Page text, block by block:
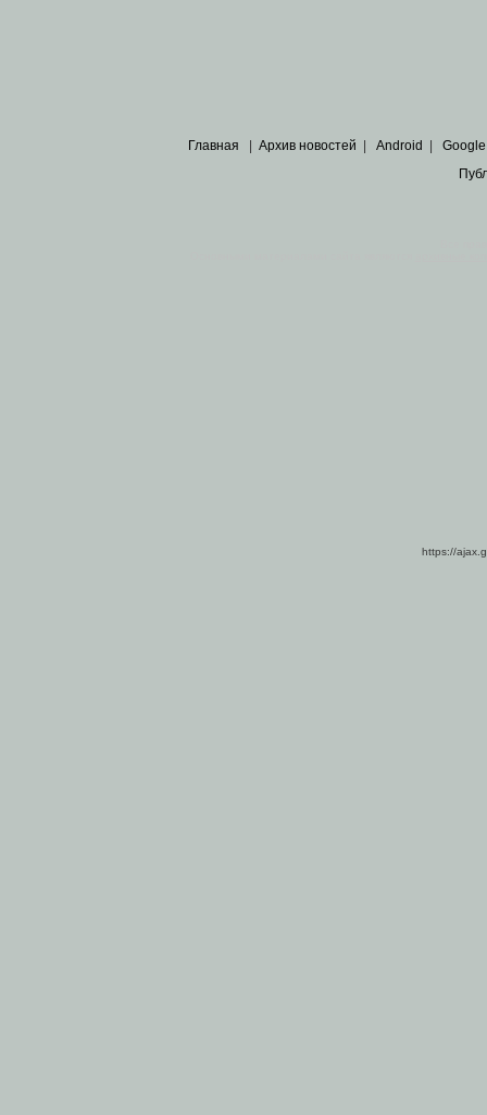
Главная Архив новостей Android Google
https://